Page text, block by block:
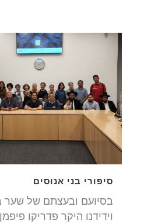
סיפורי בני אנוסים
בסיועם ובעצתם של שער
וידידנו היקר פדריקו